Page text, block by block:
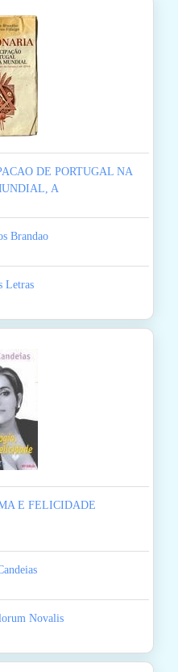
DE PORTUGAL NA
A
Brandao
Letras
E FELICIDADE
Novalis